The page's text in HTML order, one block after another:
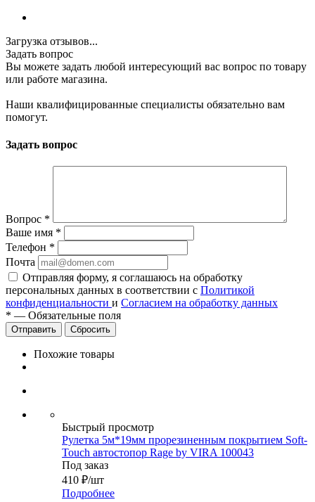
Загрузка отзывов...
Задать вопрос
Вы можете задать любой интересующий вас вопрос по товару
или работе магазина.
Наши квалифицированные специалисты обязательно вам
помогут.
Задать вопрос
Вопрос *
Ваше имя *
Телефон *
Почта
Отправляя форму, я соглашаюсь на обработку
персональных данных в соответствии с Политикой
конфиденциальности и Согласием на обработку данных
* — Обязательные поля
Сбросить
Похожие товары
Быстрый просмотр
Рулетка 5м*19мм прорезиненным покрытием Soft-
Touch автостопор Rage by VIRA 100043
Под заказ
410 ₽/шт
Подробнее